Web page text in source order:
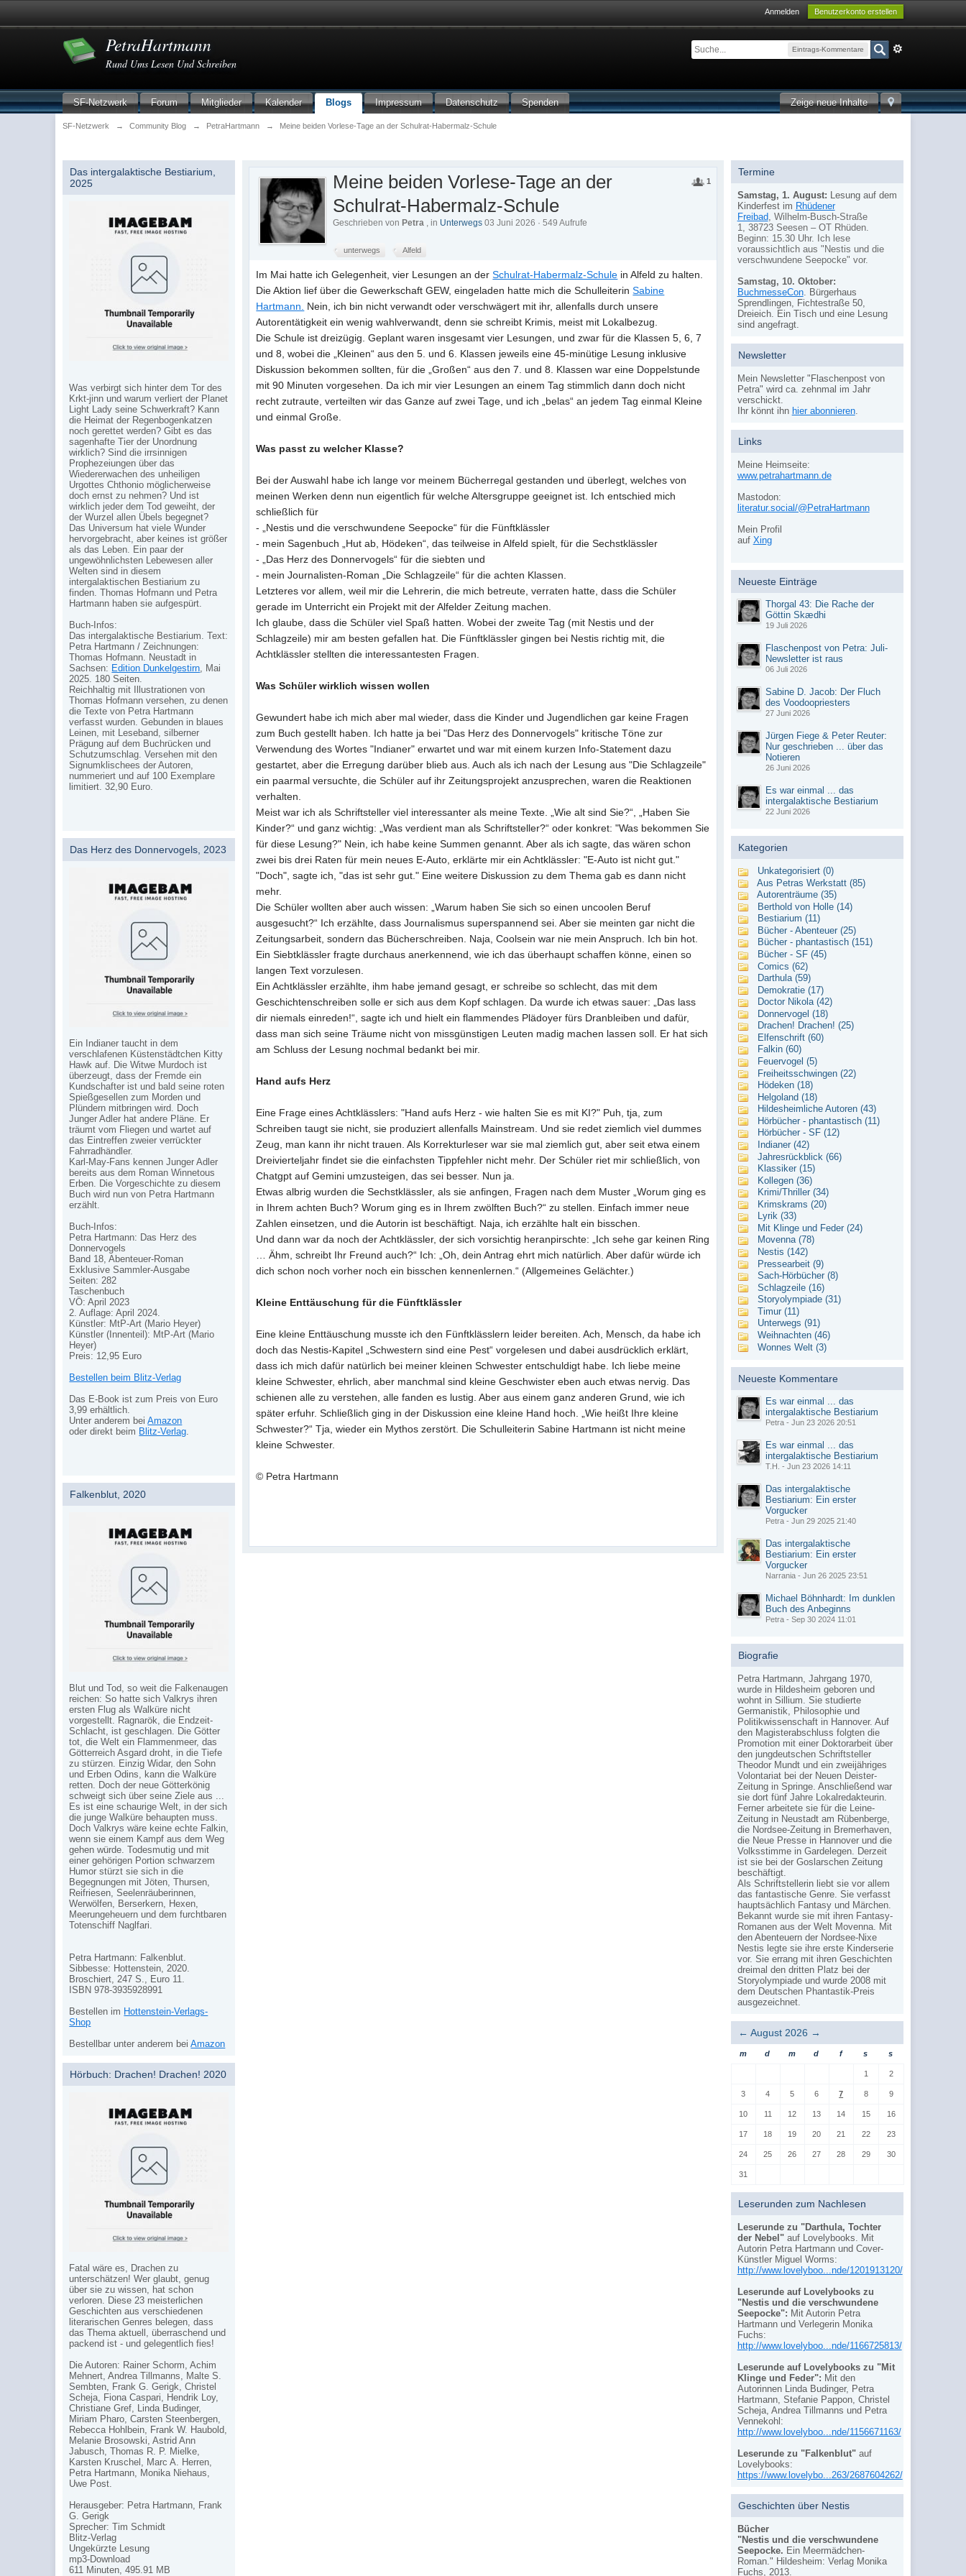
Anmelden Benutzerkonto erstellen
PetraHartmann
Rund Ums Lesen Und Schreiben
Eintrags-Kommentare
Zeige neue Inhalte
SF-Netzwerk Forum Mitglieder Kalender Blogs Impressum Datenschutz Spenden
SF-Netzwerk → Community Blog → PetraHartmann → Meine beiden Vorlese-Tage an der Schulrat-Habermalz-Schule
1
Meine beiden Vorlese-Tage an der
Schulrat-Habermalz-Schule
Geschrieben von Petra , in Unterwegs 03 Juni 2026 · 549 Aufrufe
unterwegs Alfeld
Im Mai hatte ich Gelegenheit, vier Lesungen an derSchulrat-Habermalz-Schule in Alfeld zu halten.
Die Aktion lief über die Gewerkschaft GEW, eingeladen hatte mich die SchulleiterinSabine
Hartmann.
Nein, ich bin nicht verwandt oder verschwägert mit ihr, allenfalls durch unsere
Autorentätigkeit ein wenig wahlverwandt, denn sie schreibt Krimis, meist mit Lokalbezug.
Die Schule ist dreizügig. Geplant waren insgesamt vier Lesungen, und zwar für die Klassen 5, 6, 7
und 8, wobei die „Kleinen“ aus den 5. und 6. Klassen jeweils eine 45-minütige Lesung inklusive
Diskussion bekommen sollten, für die „Großen“ aus den 7. und 8. Klassen war eine Doppelstunde
mit 90 Minuten vorgesehen. Da ich mir vier Lesungen an einem Tag stimmlich dann doch nicht
recht zutraute, verteilten wir das Ganze auf zwei Tage, und ich „belas“ an jedem Tag einmal Kleine
und einmal Große.
Was passt zu welcher Klasse?
Bei der Auswahl habe ich lange vor meinem Bücherregal gestanden und überlegt, welches von
meinen Werken denn nun eigentlich für welche Altersgruppe geeignet ist. Ich entschied mich
schließlich für
- „Nestis und die verschwundene Seepocke“ für die Fünftklässler
- mein Sagenbuch „Hut ab, Hödeken“, das teilweise in Alfeld spielt, für die Sechstklässler
- „Das Herz des Donnervogels“ für die siebten und
- mein Journalisten-Roman „Die Schlagzeile“ für die achten Klassen.
Letzteres vor allem, weil mir die Lehrerin, die mich betreute, verraten hatte, dass die Schüler
gerade im Unterricht ein Projekt mit der Alfelder Zeitung machen.
Ich glaube, dass die Schüler viel Spaß hatten. Wobei der zweite Tag (mit Nestis und der
Schlagzeile) mir am besten gefallen hat. Die Fünftklässler gingen bei Nestis richtig mit, die
Achtklässler stellten die interessantesten Fragen.
Was Schüler wirklich wissen wollen
Gewundert habe ich mich aber mal wieder, dass die Kinder und Jugendlichen gar keine Fragen
zum Buch gestellt haben. Ich hatte ja bei "Das Herz des Donnervogels" kritische Töne zur
Verwendung des Wortes "Indianer" erwartet und war mit einem kurzen Info-Statement dazu
gestartet, aber die Erregung darüber blieb aus. Auch als ich nach der Lesung aus "Die Schlagzeile"
ein paarmal versuchte, die Schüler auf ihr Zeitungsprojekt anzusprechen, waren die Reaktionen
verhalten.
Meist war ich als Schriftsteller viel interessanter als meine Texte. „Wie alt sind Sie?“, „Haben Sie
Kinder?“ und ganz wichtig: „Was verdient man als Schriftsteller?“ oder konkret: "Was bekommen Sie
für diese Lesung?" Nein, ich habe keine Summen genannt. Aber als ich sagte, das wären schon
zwei bis drei Raten für mein neues E-Auto, erklärte mir ein Achtklässler: "E-Auto ist nicht gut."
"Doch", sagte ich, "das ist sehr gut." Eine weitere Diskussion zu dem Thema gab es dann nicht
mehr.
Die Schüler wollten aber auch wissen: „Warum haben Sie sich so einen uncoolen Beruf
ausgesucht?“ Ich erzählte, dass Journalismus superspannend sei. Aber sie meinten gar nicht die
Zeitungsarbeit, sondern das Bücherschreiben. Naja, Coolsein war nie mein Anspruch. Ich bin hot.
Ein Siebtklässler fragte durchaus anerkennend, wie ich das überhaupt schaffen könne, einen so
langen Text vorzulesen.
Ein Achtklässler erzählte, ihm habe jemand gesagt, er schreibe so schlecht, das mit dem
Geschichtenschreiben solle er sich aus dem Kopf schlagen. Da wurde ich etwas sauer: „Das lass
dir niemals einreden!“, sagte ich und hielt ein flammendes Plädoyer fürs Dranbleiben und dafür,
dass man sich seine Träume nicht von missgünstigen Leuten madig machen lassen soll. Er hat sich
am Schluss der Lesung nochmal bedankt bei mir.
Hand aufs Herz
Eine Frage eines Achtklässlers: "Hand aufs Herz - wie halten Sie es mit KI?" Puh, tja, zum
Schreiben taugt sie nicht, sie produziert allenfalls Mainstream. Und sie redet ziemlich viel dummes
Zeug, man kann ihr nicht trauen. Als Korrekturleser war sie mal ziemlich gut, aber seit etwa einem
Dreivierteljahr findet sie die einfachsten Tippfehler nicht mehr. Der Schüler riet mir schließlich, von
Chatgpt auf Gemini umzusteigen, das sei besser. Nun ja.
Etwas albrig wurden die Sechstklässler, als sie anfingen, Fragen nach dem Muster „Worum ging es
in Ihrem achten Buch? Worum ging es in Ihrem zwölften Buch?“ zu stellen. Einfach immer neue
Zahlen einsetzen, und die Autorin ist beschäftigt. Naja, ich erzählte halt ein bisschen.
Und dann war da noch der Achtklässler, der sich vorsichtig heranpirschte: „Ich sehe gar keinen Ring
… Ähm, schreibt Ihr Freund auch?“ Ich: „Oh, dein Antrag ehrt mich natürlich. Aber dafür würde ich
dich schon noch vorher noch ein bisschen kennenlernen.“ (Allgemeines Gelächter.)
Kleine Enttäuschung für die Fünftklässler
Eine kleine Enttäuschung musste ich den Fünftklässlern leider bereiten. Ach, Mensch, da habe ich
doch das Nestis-Kapitel „Schwestern sind eine Pest“ vorgelesen und dabei ausdrücklich erklärt,
dass ich mich dafür natürlich bei meiner kleinen Schwester entschuldigt habe. Ich liebe meine
kleine Schwester, ehrlich, aber manchmal sind kleine Geschwister eben auch etwas nervig. Das
schienen alle zu verstehen, alle fanden es lustig. Aber aus einem ganz anderen Grund, wie ich
später erfuhr. Schließlich ging in der Diskussion eine kleine Hand hoch. „Wie heißt Ihre kleine
Schwester?“ Tja, wieder ein Mythos zerstört. Die Schulleiterin Sabine Hartmann ist nicht meine
kleine Schwester.
© Petra Hartmann
Das intergalaktische Bestiarium,
2025
Was verbirgt sich hinter dem Tor des
Krkt-jinn und warum verliert der Planet
Light Lady seine Schwerkraft? Kann
die Heimat der Regenbogenkatzen
noch gerettet werden? Gibt es das
sagenhafte Tier der Unordnung
wirklich? Sind die irrsinnigen
Prophezeiungen über das
Wiedererwachen des unheiligen
Urgottes Chthonio möglicherweise
doch ernst zu nehmen? Und ist
wirklich jeder dem Tod geweiht, der
der Wurzel allen Übels begegnet?
Das Universum hat viele Wunder
hervorgebracht, aber keines ist größer
als das Leben. Ein paar der
ungewöhnlichsten Lebewesen aller
Welten sind in diesem
intergalaktischen Bestiarium zu
finden. Thomas Hofmann und Petra
Hartmann haben sie aufgespürt.
Buch-Infos:
Das intergalaktische Bestiarium. Text:
Petra Hartmann / Zeichnungen:
Thomas Hofmann. Neustadt in
Sachsen: Edition Dunkelgestirn, Mai
2025. 180 Seiten.
Reichhaltig mit Illustrationen von
Thomas Hofmann versehen, zu denen
die Texte von Petra Hartmann
verfasst wurden. Gebunden in blaues
Leinen, mit Leseband, silberner
Prägung auf dem Buchrücken und
Schutzumschlag. Versehen mit den
Signumklischees der Autoren,
nummeriert und auf 100 Exemplare
limitiert. 32,90 Euro.
Das Herz des Donnervogels, 2023
Ein Indianer taucht in dem
verschlafenen Küstenstädtchen Kitty
Hawk auf. Die Witwe Murdoch ist
überzeugt, dass der Fremde ein
Kundschafter ist und bald seine roten
Spießgesellen zum Morden und
Plündern mitbringen wird. Doch
Junger Adler hat andere Pläne. Er
träumt vom Fliegen und wartet auf
das Eintreffen zweier verrückter
Fahrradhändler.
Karl-May-Fans kennen Junger Adler
bereits aus dem Roman Winnetous
Erben. Die Vorgeschichte zu diesem
Buch wird nun von Petra Hartmann
erzählt.
Buch-Infos:
Petra Hartmann: Das Herz des
Donnervogels
Band 18, Abenteuer-Roman
Exklusive Sammler-Ausgabe
Seiten: 282
Taschenbuch
VÖ: April 2023
2. Auflage: April 2024.
Künstler: MtP-Art (Mario Heyer)
Künstler (Innenteil): MtP-Art (Mario
Heyer)
Preis: 12,95 Euro
Bestellen beim Blitz-Verlag
Das E-Book ist zum Preis von Euro
3,99 erhältlich.
Unter anderem beiAmazon
oder direkt beim Blitz-Verlag.
Falkenblut, 2020
Blut und Tod, so weit die Falkenaugen
reichen: So hatte sich Valkrys ihren
ersten Flug als Walküre nicht
vorgestellt. Ragnarök, die Endzeit-
Schlacht, ist geschlagen. Die Götter
tot, die Welt ein Flammenmeer, das
Götterreich Asgard droht, in die Tiefe
zu stürzen. Einzig Widar, den Sohn
und Erben Odins, kann die Walküre
retten. Doch der neue Götterkönig
schweigt sich über seine Ziele aus ...
Es ist eine schaurige Welt, in der sich
die junge Walküre behaupten muss.
Doch Valkrys wäre keine echte Falkin,
wenn sie einem Kampf aus dem Weg
gehen würde. Todesmutig und mit
einer gehörigen Portion schwarzem
Humor stürzt sie sich in die
Begegnungen mit Jöten, Thursen,
Reifriesen, Seelenräuberinnen,
Werwölfen, Berserkern, Hexen,
Meerungeheuern und dem furchtbaren
Totenschiff Naglfari.
Petra Hartmann: Falkenblut.
Sibbesse: Hottenstein, 2020.
Broschiert, 247 S., Euro 11.
ISBN 978-3935928991
Bestellen im Hottenstein-Verlags-
Shop
Bestellbar unter anderem beiAmazon
Hörbuch: Drachen! Drachen! 2020
Fatal wäre es, Drachen zu
unterschätzen! Wer glaubt, genug
über sie zu wissen, hat schon
verloren. Diese 23 meisterlichen
Geschichten aus verschiedenen
literarischen Genres belegen, dass
das Thema aktuell, überraschend und
packend ist - und gelegentlich fies!
Die Autoren: Rainer Schorm, Achim
Mehnert, Andrea Tillmanns, Malte S.
Sembten, Frank G. Gerigk, Christel
Scheja, Fiona Caspari, Hendrik Loy,
Christiane Gref, Linda Budinger,
Miriam Pharo, Carsten Steenbergen,
Rebecca Hohlbein, Frank W. Haubold,
Melanie Brosowski, Astrid Ann
Jabusch, Thomas R. P. Mielke,
Karsten Kruschel, Marc A. Herren,
Petra Hartmann, Monika Niehaus,
Uwe Post.
Herausgeber: Petra Hartmann, Frank
G. Gerigk
Sprecher: Tim Schmidt
Blitz-Verlag
Ungekürzte Lesung
mp3-Download
611 Minuten, 495.91 MB
Termine
Samstag, 1. August: Lesung auf dem
Kinderfest im Rhüdener
Freibad, Wilhelm-Busch-Straße
1, 38723 Seesen – OT Rhüden.
Beginn: 15.30 Uhr. Ich lese
voraussichtlich aus "Nestis und die
verschwundene Seepocke" vor.
Samstag, 10. Oktober:
BuchmesseCon. Bürgerhaus
Sprendlingen, Fichtestraße 50,
Dreieich. Ein Tisch und eine Lesung
sind angefragt.
Newsletter
Mein Newsletter "Flaschenpost von
Petra" wird ca. zehnmal im Jahr
verschickt.
Ihr könnt ihn hier abonnieren.
Links
Meine Heimseite:
www.petrahartmann.de
Mastodon:
literatur.social/@PetraHartmann
Mein Profil
auf Xing
Neueste Einträge
Thorgal 43: Die Rache der
Göttin Skædhi
19 Juli 2026
Flaschenpost von Petra: Juli-
Newsletter ist raus
06 Juli 2026
Sabine D. Jacob: Der Fluch
des Voodoopriesters
27 Juni 2026
Jürgen Fiege & Peter Reuter:
Nur geschrieben ... über das
Notieren
26 Juni 2026
Es war einmal ... das
intergalaktische Bestiarium
22 Juni 2026
Kategorien
Unkategorisiert (0)
Aus Petras Werkstatt (85)
Autorenträume (35)
Berthold von Holle (14)
Bestiarium (11)
Bücher - Abenteuer (25)
Bücher - phantastisch (151)
Bücher - SF (45)
Comics (62)
Darthula (59)
Demokratie (17)
Doctor Nikola (42)
Donnervogel (18)
Drachen! Drachen! (25)
Elfenschrift (60)
Falkin (60)
Feuervogel (5)
Freiheitsschwingen (22)
Hödeken (18)
Helgoland (18)
Hildesheimliche Autoren (43)
Hörbücher - phantastisch (11)
Hörbücher - SF (12)
Indianer (42)
Jahresrückblick (66)
Klassiker (15)
Kollegen (36)
Krimi/Thriller (34)
Krimskrams (20)
Lyrik (33)
Mit Klinge und Feder (24)
Movenna (78)
Nestis (142)
Pressearbeit (9)
Sach-Hörbücher (8)
Schlagzeile (16)
Storyolympiade (31)
Timur (11)
Unterwegs (91)
Weihnachten (46)
Wonnes Welt (3)
Neueste Kommentare
Es war einmal ... das
intergalaktische Bestiarium
Petra - Jun 23 2026 20:51
Es war einmal ... das
intergalaktische Bestiarium
T.H. - Jun 23 2026 14:11
Das intergalaktische
Bestiarium: Ein erster
Vorgucker
Petra - Jun 29 2025 21:40
Das intergalaktische
Bestiarium: Ein erster
Vorgucker
Narrania - Jun 26 2025 23:51
Michael Böhnhardt: Im dunklen
Buch des Anbeginns
Petra - Sep 30 2024 11:01
Biografie
Petra Hartmann, Jahrgang 1970,
wurde in Hildesheim geboren und
wohnt in Sillium. Sie studierte
Germanistik, Philosophie und
Politikwissenschaft in Hannover. Auf
den Magisterabschluss folgten die
Promotion mit einer Doktorarbeit über
den jungdeutschen Schriftsteller
Theodor Mundt und ein zweijähriges
Volontariat bei der Neuen Deister-
Zeitung in Springe. Anschließend war
sie dort fünf Jahre Lokalredakteurin.
Ferner arbeitete sie für die Leine-
Zeitung in Neustadt am Rübenberge,
die Nordsee-Zeitung in Bremerhaven,
die Neue Presse in Hannover und die
Volksstimme in Gardelegen. Derzeit
ist sie bei der Goslarschen Zeitung
beschäftigt.
Als Schriftstellerin liebt sie vor allem
das fantastische Genre. Sie verfasst
hauptsächlich Fantasy und Märchen.
Bekannt wurde sie mit ihren Fantasy-
Romanen aus der Welt Movenna. Mit
den Abenteuern der Nordsee-Nixe
Nestis legte sie ihre erste Kinderserie
vor. Sie errang mit ihren Geschichten
dreimal den dritten Platz bei der
Storyolympiade und wurde 2008 mit
dem Deutschen Phantastik-Preis
ausgezeichnet.
← August 2026 →
m d m d f s s
1 2
3 4 5 6 7 8 9
10 11 12 13 14 15 16
17 18 19 20 21 22 23
24 25 26 27 28 29 30
31
Leserunden zum Nachlesen
Leserunde zu "Darthula, Tochter
der Nebel"auf Lovelybooks. Mit
Autorin Petra Hartmann und Cover-
Künstler Miguel Worms:
http://www.lovelyboo...nde/1201913120/
Leserunde auf Lovelybooks zu
"Nestis und die verschwundene
Seepocke": Mit Autorin Petra
Hartmann und Verlegerin Monika
Fuchs:
http://www.lovelyboo...nde/1166725813/
Leserunde auf Lovelybooks zu "Mit
Klinge und Feder": Mit den
Autorinnen Linda Budinger, Petra
Hartmann, Stefanie Pappon, Christel
Scheja, Andrea Tillmanns und Petra
Vennekohl:
http://www.lovelyboo...nde/1156671163/
Leserunde zu "Falkenblut"auf
Lovelybooks:
https://www.lovelybo...263/2687604262/
Geschichten über Nestis
Bücher
"Nestis und die verschwundene
Seepocke. Ein Meermädchen-
Roman." Hildesheim: Verlag Monika
Fuchs, 2013.